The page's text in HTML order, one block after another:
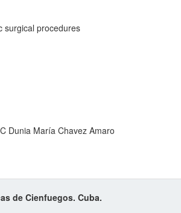
surgical procedures
Dunia María Chavez Amaro
de Cienfuegos. Cuba.